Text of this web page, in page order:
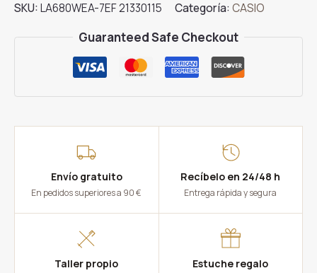
cantidad
SKU:LA680WEA-7EF 21330115 Categoría:CASIO
Guaranteed Safe Checkout
Envío gratuito
En pedidos superiores a 90 €
Recíbelo en 24/48 h
Entrega rápida y segura
Taller propio Estuche regalo